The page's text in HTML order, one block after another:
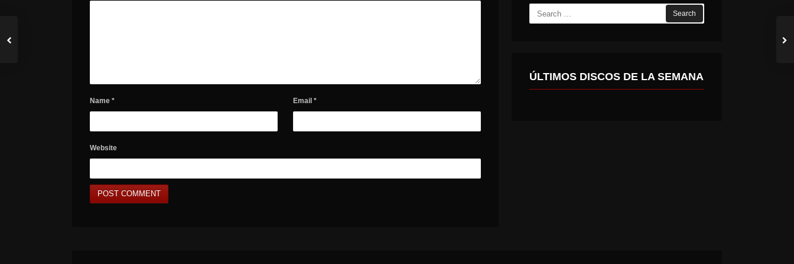
Name * Email*
Website
Search
for:
ÚLTIMOS DISCOS DE LA SEMANA